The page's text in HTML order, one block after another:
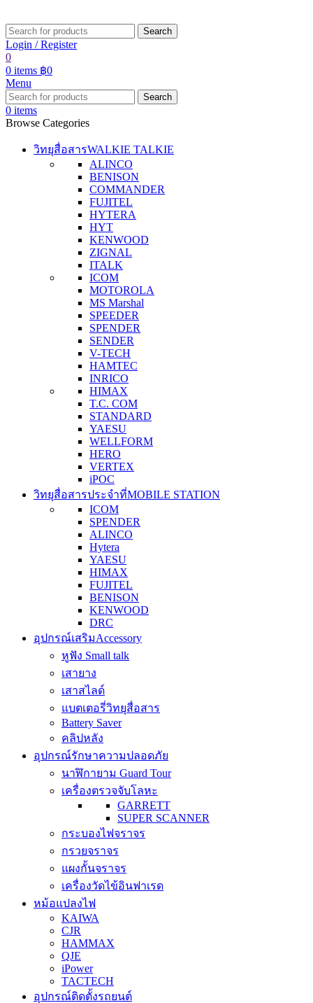
Search
Login / Register
0
0 items ฿0
Menu
Search
0 items
Browse Categories
วิทยุสื่อสารWALKIE TALKIE
ALINCO
BENISON
COMMANDER
FUJITEL
HYTERA
HYT
KENWOOD
ZIGNAL
ITALK
ICOM
MOTOROLA
MS Marshal
SPEEDER
SPENDER
SENDER
V-TECH
HAMTEC
INRICO
HIMAX
T.C. COM
STANDARD
YAESU
WELLFORM
HERO
VERTEX
iPOC
วิทยุสื่อสารประจำที่MOBILE STATION
ICOM
SPENDER
ALINCO
Hytera
YAESU
HIMAX
FUJITEL
BENISON
KENWOOD
DRC
อุปกรณ์เสริมAccessory
หูฟัง Small talk
เสายาง
เสาสไลด์
แบตเตอรี่วิทยุสื่อสาร
Battery Saver
คลิปหลัง
อุปกรณ์รักษาความปลอดภัย
นาฬิกายาม Guard Tour
เครื่องตรวจจับโลหะ
GARRETT
SUPER SCANNER
กระบองไฟจราจร
กรวยจราจร
แผงกั้นจราจร
เครื่องวัดไข้อินฟาเรด
หม้อแปลงไฟ
KAIWA
CJR
HAMMAX
QJE
iPower
TACTECH
อุปกรณ์ติดตั้งรถยนต์